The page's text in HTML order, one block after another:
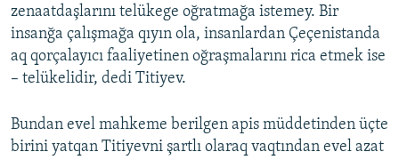
zenaatdaşlarını telükege oğratmağa istemey. Bir
insanğa çalışmağa qıyın ola, insanlardan Çeçenistanda
aq qorçalayıcı faaliyetinen oğraşmalarını rica etmek ise
– telükelidir, dedi Titiyev.
Bundan evel mahkeme berilgen apis müddetinden üçte
birini yatqan Titiyevni şartlı olaraq vaqtından evel azat